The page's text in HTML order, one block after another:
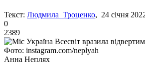
Текст: Людмила Троценко, 24 січня
0
2389
Фото: instagram.com/neplyah
Анна Неплях